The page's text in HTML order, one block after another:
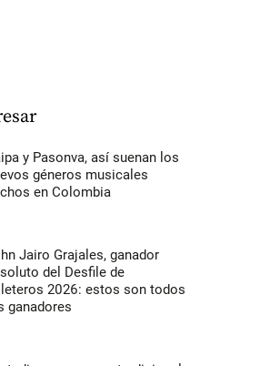
y Pasonva, así suenan los
géneros musicales
en Colombia
Jairo Grajales, ganador
del Desfile de
2026: estos son todos
ganadores